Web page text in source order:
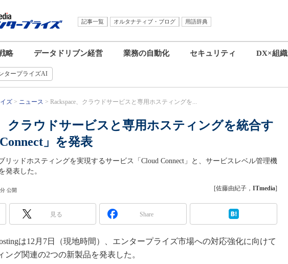
記事一覧 オルタナティブ・ブログ
用語辞典
略 データドリブン経営 業務の自動化 セキュリティ DX×組織
タープライズAI
ズ ニュース Rackspace、クラウドサービスと専用ホスティングを...
クラウドサービスと専用ホスティングを統合す
」を発表
リッドホスティングを実現するサービス「Cloud Connect」と、サービスレベル管理機
発表した。
公開 [佐藤由紀子， ITmedia]
見る Share
は12月7日（現地時間）、エンタープライズ市場への対応強化に向けて
ング関連の2つの新製品を発表した。